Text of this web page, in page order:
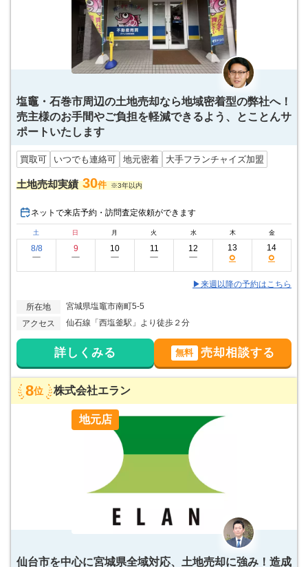
塩竈・石巻市周辺の土地売却なら地域密着型の弊社へ！
売主様のお手間やご負担を軽減できるよう、とことんサ
ポートいたします
買取可 いつでも連絡可 地元密着 大手フランチャイズ加盟
土地売却実績 30件 ※3年以内
ネットで来店予約・訪問査定依頼ができます
土 日 月 火 水 木 金
8/8
ー
9
ー
10
ー
11
ー
12
ー
13
○
14
○
▶来週以降の予約はこちら
所在地
宮城県塩竈市南町5-5
アクセス
仙石線「西塩釜駅」より徒歩２分
詳しくみる 無料 売却相談する
8位 株式会社エラン
地元店
仙台市を中心に宮城県全域対応、土地売却に強み！造成